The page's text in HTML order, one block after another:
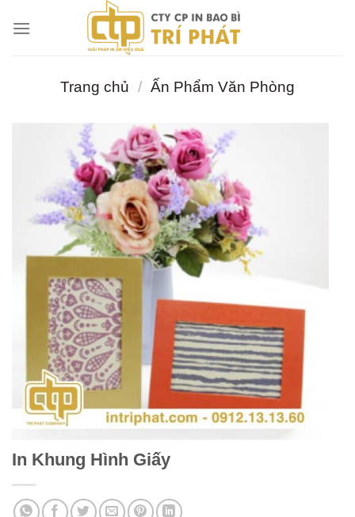
đến
Trang chủ / Ấn Phẩm Văn Phòng
In Khung Hình Giấy